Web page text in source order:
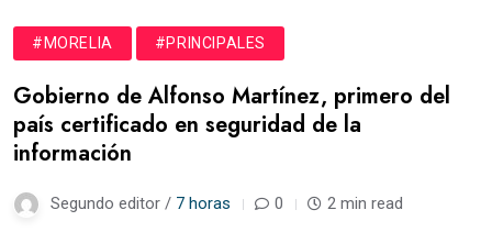
#MORELIA #PRINCIPALES
Gobierno de Alfonso Martínez, primero del
país certificado en seguridad de la
información
Segundo editor / 7 horas 0 2 min read